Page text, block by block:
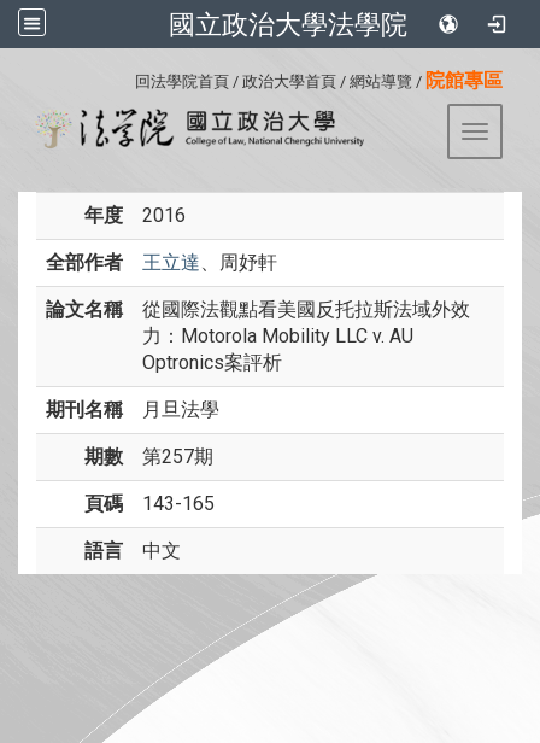
國立政治大學法學院
回法學院首頁 / 政治大學首頁 / 網站導覽 / 院館專區
Toggle
年度 2016
全部作者 王立達、周妤軒
論文名稱
從國際法觀點看美國反托拉斯法域外效
力：Motorola Mobility LLC v. AU
Optronics案評析
期刊名稱 月旦法學
期數 第257期
頁碼 143-165
語言 中文